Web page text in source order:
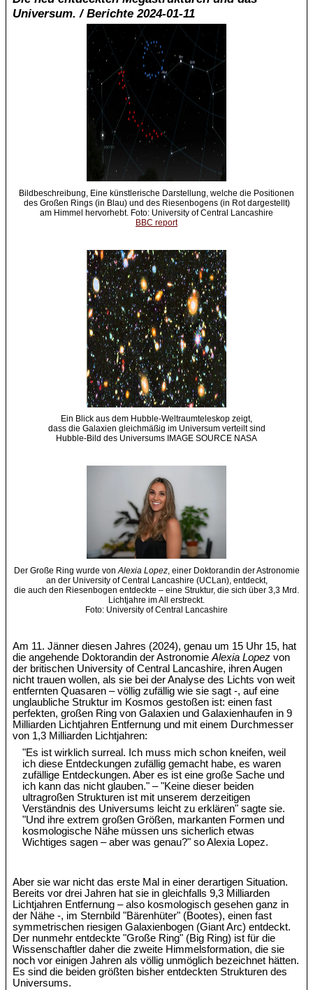
Universum. / Berichte 2024-01-11
Bildbeschreibung, Eine künstlerische Darstellung, welche die Positionen
des Großen Rings (in Blau) und des Riesenbogens (in Rot dargestellt)
am Himmel hervorhebt. Foto: University of Central Lancashire
BBC report
Ein Blick aus dem Hubble-Weltraumteleskop zeigt,
dass die Galaxien gleichmäßig im Universum verteilt sind
Hubble-Bild des Universums IMAGE SOURCE NASA
Der Große Ring wurde von Alexia Lopez, einer Doktorandin der Astronomie
an der University of Central Lancashire (UCLan), entdeckt,
die auch den Riesenbogen entdeckte – eine Struktur, die sich über 3,3 Mrd.
Lichtjahre im All erstreckt.
Foto: University of Central Lancashire
Am 11. Jänner diesen Jahres (2024), genau um 15 Uhr 15, hat
die angehende Doktorandin der AstronomieAlexia Lopez von
der britischen University of Central Lancashire, ihren Augen
nicht trauen wollen, als sie bei der Analyse des Lichts von weit
entfernten Quasaren – völlig zufällig wie sie sagt -, auf eine
unglaubliche Struktur im Kosmos gestoßen ist: einen fast
perfekten, großen Ring von Galaxien und Galaxienhaufen in 9
Milliarden Lichtjahren Entfernung und mit einem Durchmesser
von 1,3 Milliarden Lichtjahren:
"Es ist wirklich surreal. Ich muss mich schon kneifen, weil
ich diese Entdeckungen zufällig gemacht habe, es waren
zufällige Entdeckungen. Aber es ist eine große Sache und
ich kann das nicht glauben." – "Keine dieser beiden
ultragroßen Strukturen ist mit unserem derzeitigen
Verständnis des Universums leicht zu erklären" sagte sie.
"Und ihre extrem großen Größen, markanten Formen und
kosmologische Nähe müssen uns sicherlich etwas
Wichtiges sagen – aber was genau?" so Alexia Lopez.
Aber sie war nicht das erste Mal in einer derartigen Situation.
Bereits vor drei Jahren hat sie in gleichfalls 9,3 Milliarden
Lichtjahren Entfernung – also kosmologisch gesehen ganz in
der Nähe -, im Sternbild "Bärenhüter" (Bootes), einen fast
symmetrischen riesigen Galaxienbogen (Giant Arc) entdeckt.
Der nunmehr entdeckte "Große Ring" (Big Ring) ist für die
Wissenschaftler daher die zweite Himmelsformation, die sie
noch vor einigen Jahren als völlig unmöglich bezeichnet hätten.
Es sind die beiden größten bisher entdeckten Strukturen des
Universums.